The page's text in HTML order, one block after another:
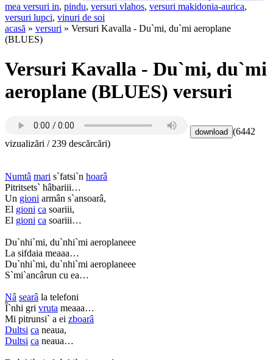
mea versuri in, pindu, versuri vlahos, versuri makidonia-aurica,
versuri lupci, vinuri de soi
acasă » versuri » Versuri Kavalla - Du`mi, du`mi aeroplane
(BLUES)
Versuri Kavalla - Du`mi, du`mi
aeroplane (BLUES) versuri
(6442
vizualizări / 239 descărcări)
Numtâ mari s`fatsi`n hoarâ
Pitritsets` hâbariii…
Un gioni armân s`ansoarâ,
El gioni ca soariii,
El gioni ca soariii…
Du`nhi`mi, du`nhi`mi aeroplaneee
La sifdaia meaaa…
Du`nhi`mi, du`nhi`mi aeroplaneee
S`mi`ancârun cu ea…
Nâ searâ la telefoni
Î`nhi gri vruta meaaa…
Mi pitrunsi` a ei zboarâ
Dultsi ca neaua,
Dultsi ca neaua…